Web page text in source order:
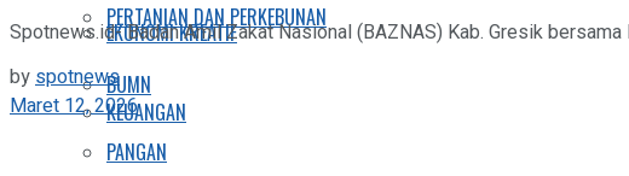
PERTANIAN DAN PERKEBUNAN
BUMN
PANGAN
EKONOMI KREATIF
KEUANGAN
Spotnews.id- Badan Amil Zakat Nasional (BAZNAS) Kab. Gresik
byspotnews
Maret 12, 2026